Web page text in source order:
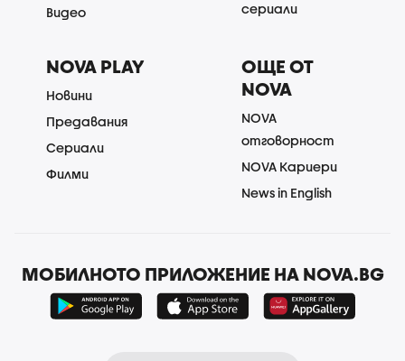
Видео
сериали
NOVA PLAY
Новини
Предавания
Сериали
Филми
ОЩЕ ОТ
NOVA
NOVA
отговорност
NOVA Кариери
News in English
МОБИЛНОТО ПРИЛОЖЕНИЕ НА NOVA.BG